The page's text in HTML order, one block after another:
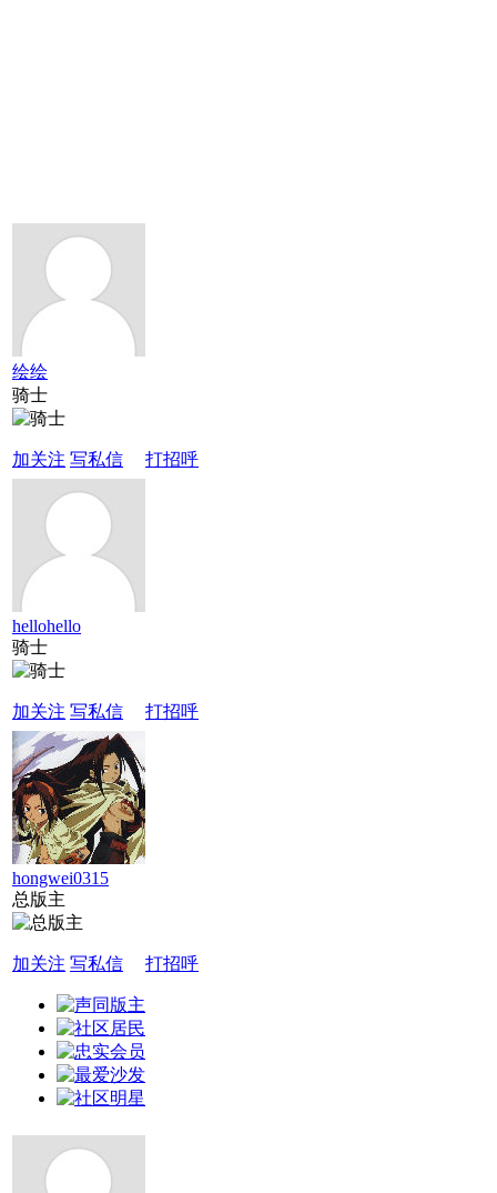
绘绘
骑士
加关注 写私信 打招呼
hellohello
骑士
加关注 写私信 打招呼
hongwei0315
总版主
加关注 写私信 打招呼